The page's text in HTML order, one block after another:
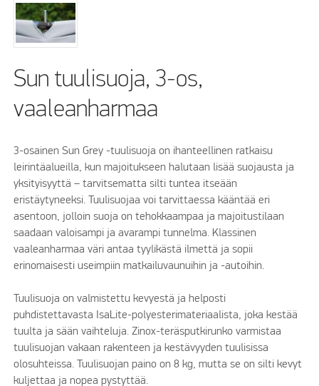
Sun tuulisuoja, 3-os,
vaaleanharmaa
3-osainen Sun Grey -tuulisuoja on ihanteellinen ratkaisu
leirintäalueilla, kun majoitukseen halutaan lisää suojausta ja
yksityisyyttä – tarvitsematta silti tuntea itseään
eristäytyneeksi. Tuulisuojaa voi tarvittaessa kääntää eri
asentoon, jolloin suoja on tehokkaampaa ja majoitustilaan
saadaan valoisampi ja avarampi tunnelma. Klassinen
vaaleanharmaa väri antaa tyylikästä ilmettä ja sopii
erinomaisesti useimpiin matkailuvaunuihin ja -autoihin.
Tuulisuoja on valmistettu kevyestä ja helposti
puhdistettavasta IsaLite-polyesterimateriaalista, joka kestää
tuulta ja sään vaihteluja. Zinox-teräsputkirunko varmistaa
tuulisuojan vakaan rakenteen ja kestävyyden tuulisissa
olosuhteissa. Tuulisuojan paino on 8 kg, mutta se on silti kevyt
kuljettaa ja nopea pystyttää.